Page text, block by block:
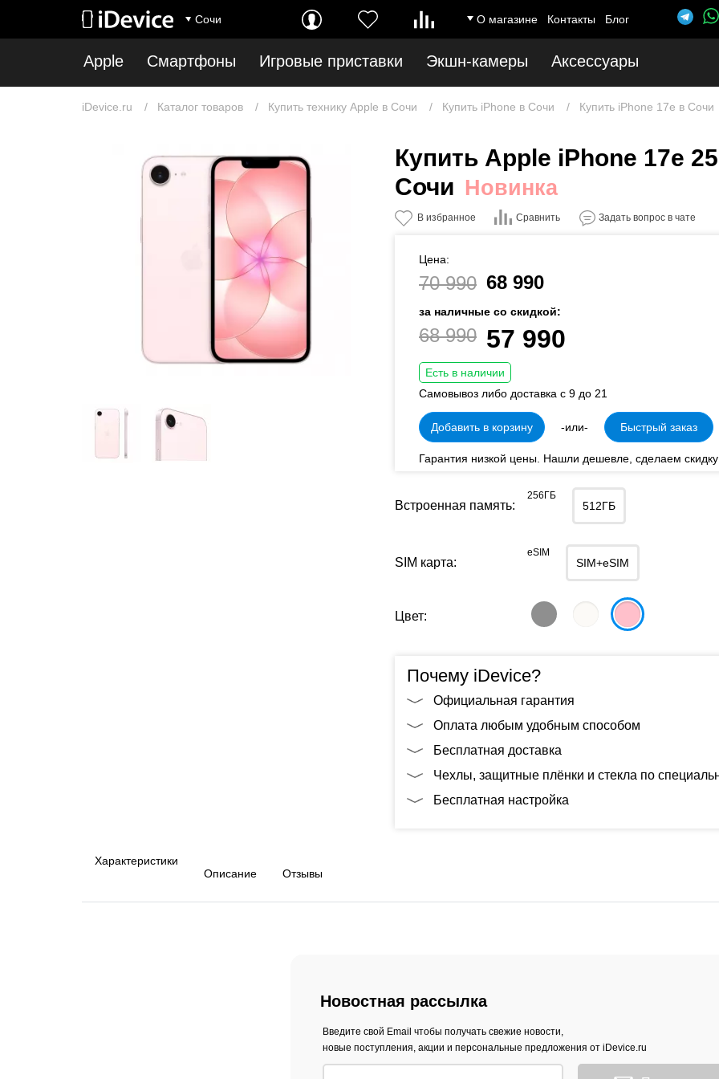
Сочи О магазине Контакты Блог
Apple Смартфоны Игровые приставки Экшн-камеры Аксессуары
iDevice.ru Каталог товаров Купить технику Apple в Сочи Купить iPhone в Сочи Купить iPhone 17e в Сочи
Купить Apple iPhone 17e
Сочи Новинка
В избранное Сравнить Задать вопрос в чате
Цена:
70 990 68 990
за наличные со скидкой:
68 990 57 990
Есть в наличии
Самовывоз либо доставка с 9 до 21
Добавить в корзину -или- Быстрый заказ
Гарантия низкой цены. Нашли дешевле, сделаем
Встроенная память:
256ГБ
512ГБ
SIM карта:
eSIM
SIM+eSIM
Цвет:
Почему iDevice?
Официальная гарантия
Оплата любым удобным способом
Бесплатная доставка
Чехлы, защитные плёнки и стекла по
Бесплатная настройка
Описание
Характеристики
Отзывы
Новостная рассылка
Введите свой Email чтобы получать свежие новости,
новые поступления, акции и персональные предложения от iDevice.ru